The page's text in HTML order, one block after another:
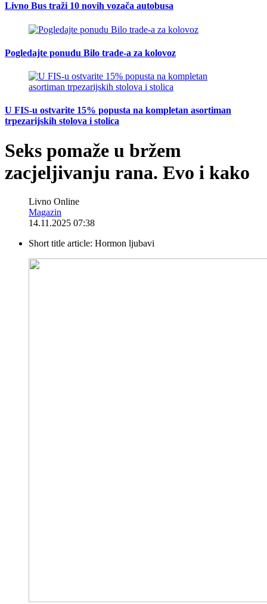
Livno Bus traži 10 novih vozača autobusa
Pogledajte ponudu Bilo trade-a za kolovoz
U FIS-u ostvarite 15% popusta na kompletan asortiman
trpezarijskih stolova i stolica
Seks pomaže u bržem
zacjeljivanju rana. Evo i kako
Livno Online
Magazin
14.11.2025 07:38
Short title article: Hormon ljubavi